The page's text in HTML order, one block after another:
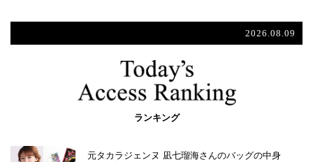
2026.08.09
ランキング
元タカラジェンヌ 凪七瑠海さんのバッグの中身